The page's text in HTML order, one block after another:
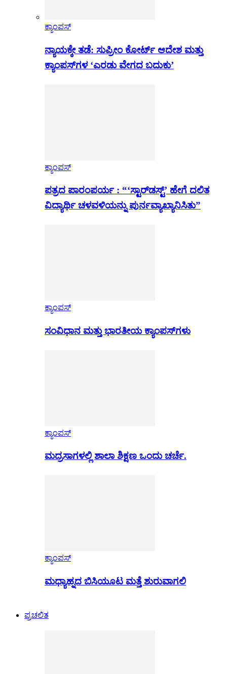
ಕ್ಯಾಂಪಸ್
ನ್ಯಾಯಕ್ಕೇ ತಡೆ: ಸುಪ್ರೀಂ ಕೋರ್ಟ್ ಆದೇಶ ಮತ್ತು
ಕ್ಯಾಂಪಸ್‌ಗಳ ‘ಎರಡು ವೇಗದ ಬದುಕು’
ಕ್ಯಾಂಪಸ್
ಪತ್ರದ ಪಾರಂಪರ್ಯ : “‘ಸ್ಟಾರ್‌ಡಸ್ಟ್’ ಹೇಗೆ ದಲಿತ
ವಿದ್ಯಾರ್ಥಿ ಚಳವಳಿಯನ್ನು ಪುರ್ನವ್ಯಾಖ್ಯಾನಿಸಿತು”
ಕ್ಯಾಂಪಸ್
ಸಂವಿಧಾನ ಮತ್ತು ಭಾರತೀಯ ಕ್ಯಾಂಪಸ್‌ಗಳು
ಕ್ಯಾಂಪಸ್
ಮದ್ರಸಾಗಳಲ್ಲಿ ಶಾಲಾ ಶಿಕ್ಷಣ ಒಂದು ಚರ್ಚೆ.
ಕ್ಯಾಂಪಸ್
ಮಧ್ಯಾಹ್ನದ ಬಿಸಿಯೂಟ ಮತ್ತೆ ಶುರುವಾಗಲಿ
ಪ್ರಚಲಿತ